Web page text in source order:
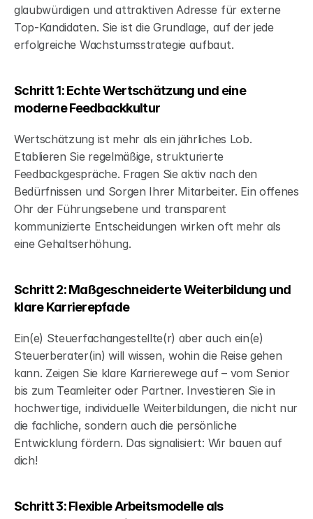
glaubwürdigen und attraktiven Adresse für externe
Top-Kandidaten. Sie ist die Grundlage, auf der jede
erfolgreiche Wachstumsstrategie aufbaut.
Schritt 1: Echte Wertschätzung und eine
moderne Feedbackkultur
Wertschätzung ist mehr als ein jährliches Lob.
Etablieren Sie regelmäßige, strukturierte
Feedbackgespräche. Fragen Sie aktiv nach den
Bedürfnissen und Sorgen Ihrer Mitarbeiter. Ein offenes
Ohr der Führungsebene und transparent
kommunizierte Entscheidungen wirken oft mehr als
eine Gehaltserhöhung.
Schritt 2: Maßgeschneiderte Weiterbildung und
klare Karrierepfade
Ein(e) Steuerfachangestellte(r) aber auch ein(e)
Steuerberater(in) will wissen, wohin die Reise gehen
kann. Zeigen Sie klare Karrierewege auf – vom Senior
bis zum Teamleiter oder Partner. Investieren Sie in
hochwertige, individuelle Weiterbildungen, die nicht nur
die fachliche, sondern auch die persönliche
Entwicklung fördern. Das signalisiert: Wir bauen auf
dich!
Schritt 3: Flexible Arbeitsmodelle als